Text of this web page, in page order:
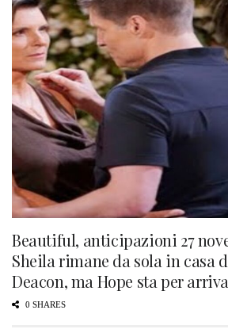
Beautiful, anticipazioni 27
Sheila rimane da sola in casa
Deacon, ma Hope sta per
0 SHARES